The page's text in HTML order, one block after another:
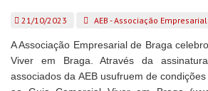
21/10/2023 AEB - Associação
A Associação Empresarial de Braga
Viver em Braga. Através da
associados da AEB usufruem de